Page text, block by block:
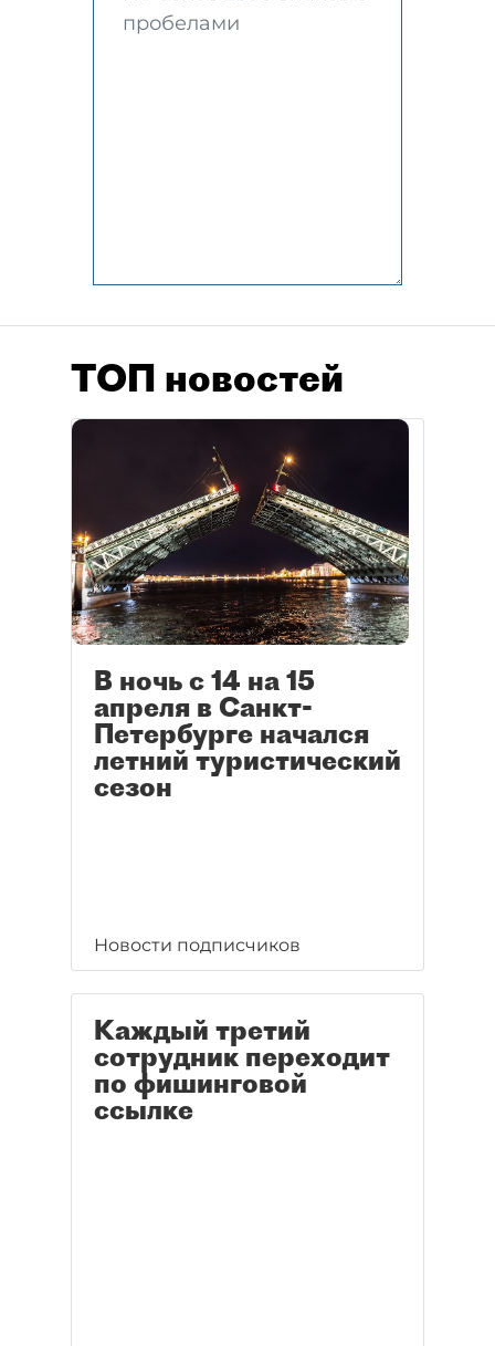
ТОП новостей
В ночь с 14 на 15
апреля в Санкт-
Петербурге начался
летний туристический
сезон
Новости подписчиков
Каждый третий
сотрудник переходит
по фишинговой
ссылке